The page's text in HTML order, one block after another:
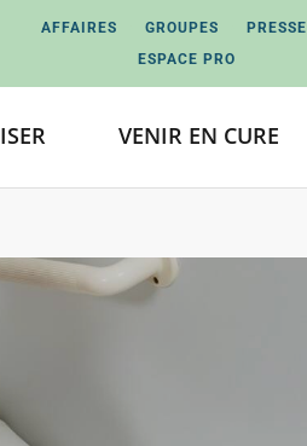
AFFAIRES GROUPES
PRESSE
ESPACE PRO
VENIR EN CURE